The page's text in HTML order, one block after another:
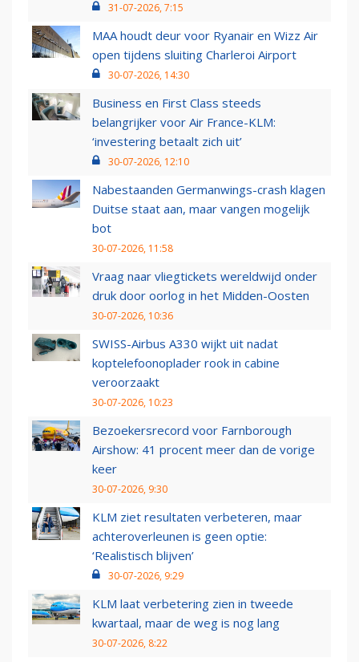
31-07-2026, 7:15
MAA houdt deur voor Ryanair en Wizz Air
open tijdens sluiting Charleroi Airport
30-07-2026, 14:30
Business en First Class steeds
belangrijker voor Air France-KLM:
‘investering betaalt zich uit’
30-07-2026, 12:10
Nabestaanden Germanwings-crash klagen
Duitse staat aan, maar vangen mogelijk
bot
30-07-2026, 11:58
Vraag naar vliegtickets wereldwijd onder
druk door oorlog in het Midden-Oosten
30-07-2026, 10:36
SWISS-Airbus A330 wijkt uit nadat
koptelefoonoplader rook in cabine
veroorzaakt
30-07-2026, 10:23
Bezoekersrecord voor Farnborough
Airshow: 41 procent meer dan de vorige
keer
30-07-2026, 9:30
KLM ziet resultaten verbeteren, maar
achteroverleunen is geen optie:
‘Realistisch blijven’
30-07-2026, 9:29
KLM laat verbetering zien in tweede
kwartaal, maar de weg is nog lang
30-07-2026, 8:22